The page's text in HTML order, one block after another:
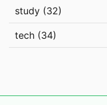
study (32)
tech (34)